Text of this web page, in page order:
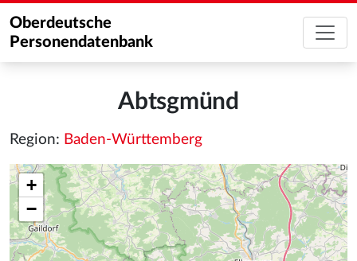
Oberdeutsche
Personendatenbank
Abtsgmünd
Region: Baden-Württemberg
+
−